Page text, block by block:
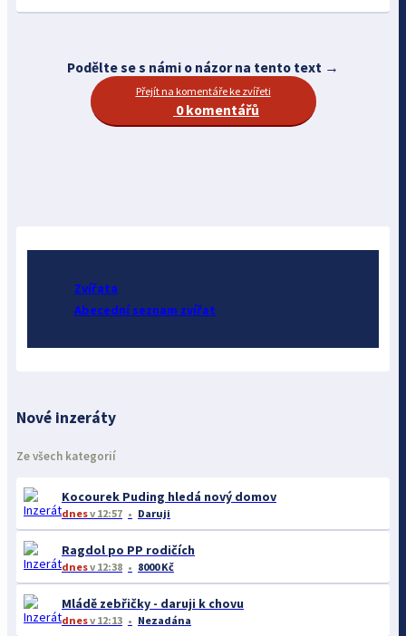
Podělte se s námi o názor na tento text →
Přejít na komentáře ke zvířeti
0 komentářů
Zvířata
Abecední seznam zvířat
Nové inzeráty
Ze všech kategorií
Kocourek Puding hledá nový domov
dnesv 12:57 Daruji
Ragdol po PP rodičích
dnesv 12:38 8000 Kč
Mládě zebřičky - daruji k chovu
dnesv 12:13 Nezadána